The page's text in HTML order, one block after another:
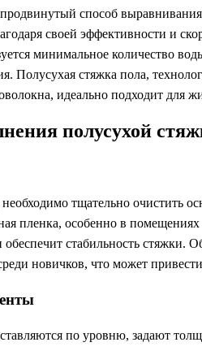
способ
своей эффективности и
минимальное количество
Полусухая стяжка пола,
идеально подходит для
полусухой
тщательно очистить
пленка, особенно в
стабильность стяжки.
новичков, что может
по уровню, задают